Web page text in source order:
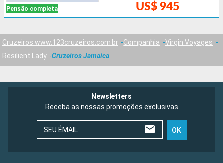
Pensão completa US$ 945
Cruzeiros www.123cruzeiros.com.br Companhia
Virgin Voyages
Resilient Lady
Cruzeiros Jamaica
Newsletters
Receba as nossas promoções exclusivas
SEU ÉMAIL OK